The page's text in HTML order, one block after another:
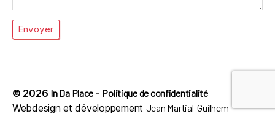
© 2026 In Da Place - Politique de confidentialité
Webdesign et développement Jean Martial-Guilhem